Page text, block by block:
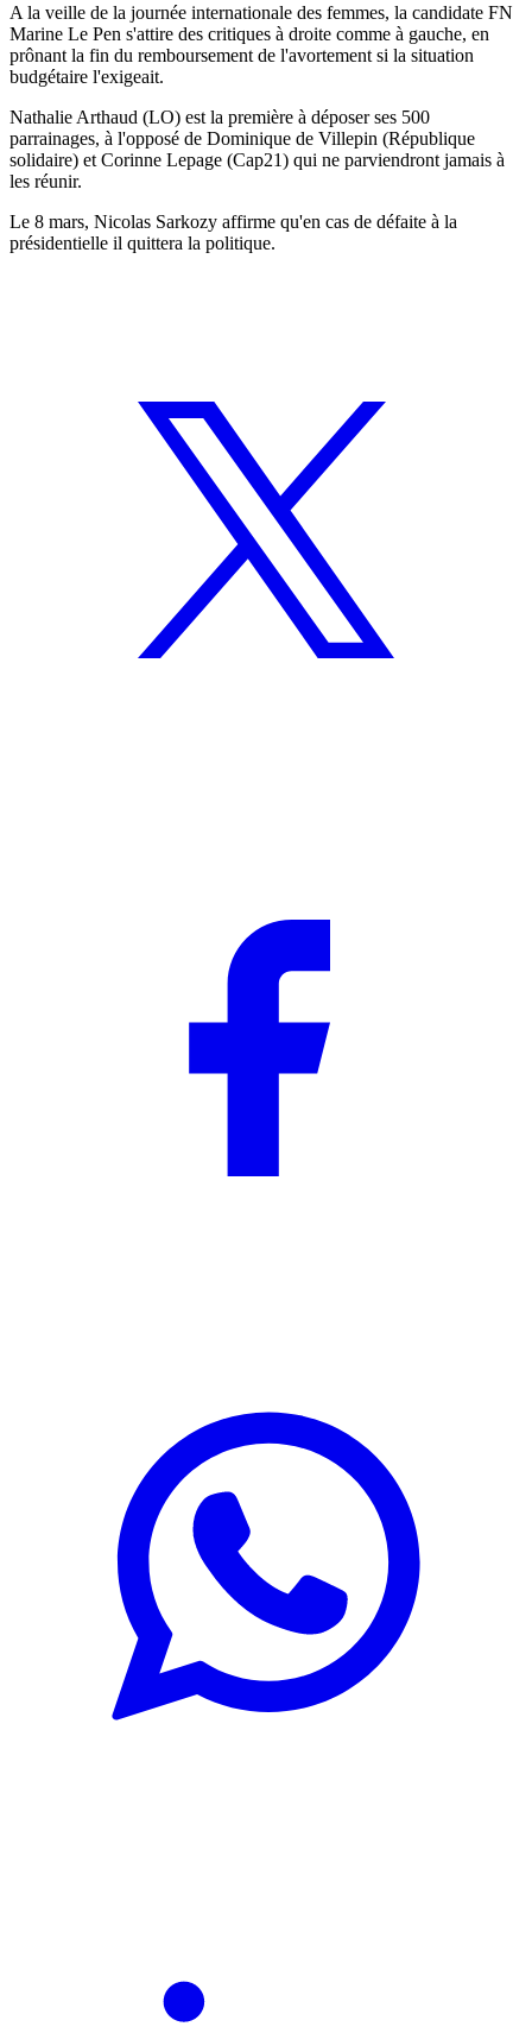
A la veille de la journée internationale des femmes, la candidate FN
Marine Le Pen s'attire des critiques à droite comme à gauche, en
prônant la fin du remboursement de l'avortement si la situation
budgétaire l'exigeait.
Nathalie Arthaud (LO) est la première à déposer ses 500
parrainages, à l'opposé de Dominique de Villepin (République
solidaire) et Corinne Lepage (Cap21) qui ne parviendront jamais à
les réunir.
Le 8 mars, Nicolas Sarkozy affirme qu'en cas de défaite à la
présidentielle il quittera la politique.